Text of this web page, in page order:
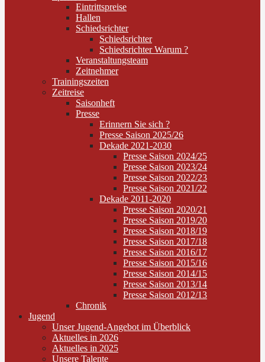
Eintrittspreise
Hallen
Schiedsrichter
Schiedsrichter
Schiedsrichter Warum ?
Veranstaltungsteam
Zeitnehmer
Trainingszeiten
Zeitreise
Saisonheft
Presse
Erinnern Sie sich ?
Presse Saison 2025/26
Dekade 2021-2030
Presse Saison 2024/25
Presse Saison 2023/24
Presse Saison 2022/23
Presse Saison 2021/22
Dekade 2011-2020
Presse Saison 2020/21
Presse Saison 2019/20
Presse Saison 2018/19
Presse Saison 2017/18
Presse Saison 2016/17
Presse Saison 2015/16
Presse Saison 2014/15
Presse Saison 2013/14
Presse Saison 2012/13
Chronik
Jugend
Unser Jugend-Angebot im Überblick
Aktuelles in 2026
Aktuelles in 2025
Unsere Talente